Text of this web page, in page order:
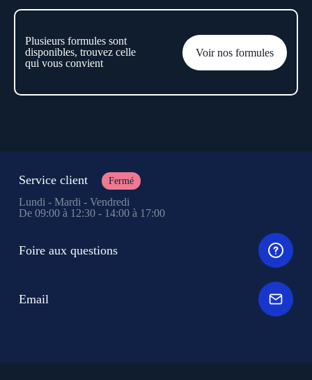
Plusieurs formules sont
disponibles, trouvez celle
qui vous convient
Voir nos formules
Service client Fermé
Lundi - Mardi - Vendredi
De 09:00 à 12:30 - 14:00 à 17:00
Foire aux questions
Email